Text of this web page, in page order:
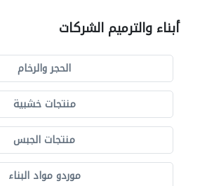
أبناء والترميم الشركات
الحجر والرخام
منتجات خشبية
منتجات الجبس
موردو مواد البناء